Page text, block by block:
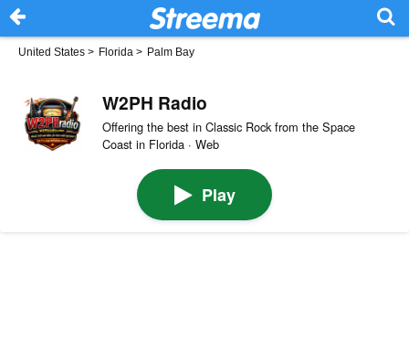
United States > Florida > Palm Bay
W2PH Radio
Offering the best in Classic Rock from the Space
Coast in Florida · Web
Play